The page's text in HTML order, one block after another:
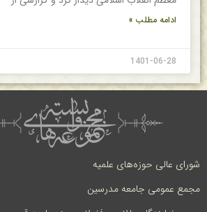
ادامه مطلب »
1401-06-28
شورای عالی حوزه‌های علمیه
مجمع عمومی جامعه مدرسین